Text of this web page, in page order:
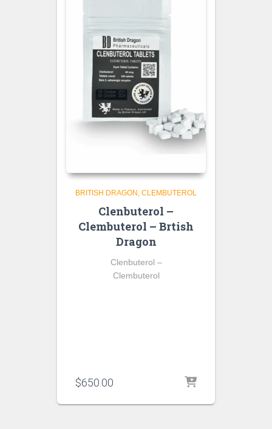
BRITISH DRAGON CLEMBUTEROL
Clenbuterol –
Clembuterol – Brtish
Dragon
Clenbuterol –
Clembuterol
$650.00